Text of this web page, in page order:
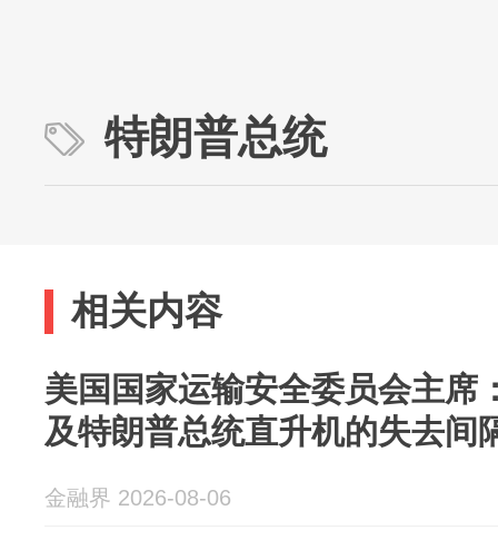
特朗普总统
相关内容
美国国家运输安全委员会主席
及特朗普总统直升机的失去间
金融界 2026-08-06